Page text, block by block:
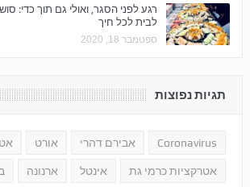
רגע לפני הסגר, ואולי גם תוך כדי:
לבית לכל חיך
ספטמבר 18, 2020
תגיות נפוצות
Coronavirus אבירם דהרי אורט
אטרקציות כרמי גת אינטל ארנונה